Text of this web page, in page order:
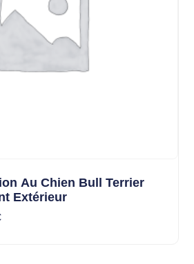
Au Chien Bull Terrier
Extérieur